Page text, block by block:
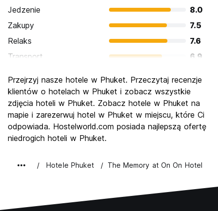
Jedzenie
8.0
Zakupy
7.5
Relaks
7.6
Transport
6.9
Kultura
Imprezy
8.2
Najlepsza wartość
7.1
Przejrzyj nasze hotele w Phuket. Przeczytaj recenzje
klientów o hotelach w Phuket i zobacz wszystkie
zdjęcia hoteli w Phuket. Zobacz hotele w Phuket na
mapie i zarezerwuj hotel w Phuket w miejscu, które Ci
odpowiada. Hostelworld.com posiada najlepszą ofertę
niedrogich hoteli w Phuket.
Hotele Phuket The Memory at On On Hotel